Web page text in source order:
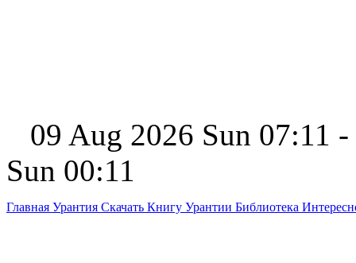
09 Aug 2026 Sun 07:11
Sun 00:11
Главная Урантия Скачать Книгу Урантии Библиотека